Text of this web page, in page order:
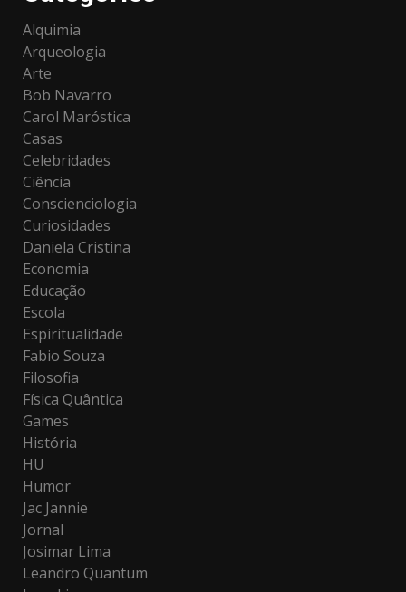
Alquimia
Arqueologia
Arte
Bob Navarro
Carol Maróstica
Casas
Celebridades
Ciência
Conscienciologia
Curiosidades
Daniela Cristina
Economia
Educação
Escola
Espiritualidade
Fabio Souza
Filosofia
Física Quântica
Games
História
HU
Humor
Jac Jannie
Jornal
Josimar Lima
Leandro Quantum